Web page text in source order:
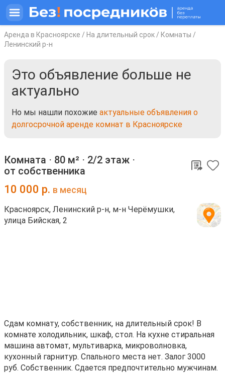
Аренда в Красноярске / На длительный срок / Комнаты /
Ленинский р-н
Это объявление больше не
актуально
Но мы нашли похожие актуальные объявления о
долгосрочной аренде комнат в Красноярске
Комната ⋅ 80 м² ⋅ 2/2 этаж ⋅
от собственника
10 000 р. в месяц
Красноярск, Ленинский р-н, м-н Черёмушки,
улица Бийская, 2
Сдам комнату, собственник, на длительный срок! В
комнате холодильник, шкаф, стол. На кухне стиральная
машина автомат, мультиварка, микроволновка,
кухонный гарнитур. Спального места нет. Залог 3000
руб. Собственник. Сдается предпочтительно мужчинам.